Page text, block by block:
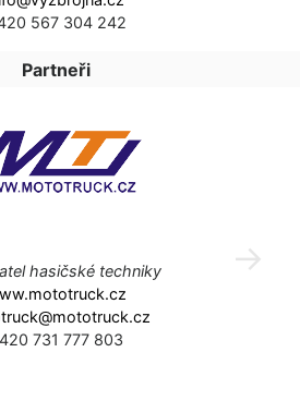
567 304 242
Partneři
hasičské techniky
731 777 803